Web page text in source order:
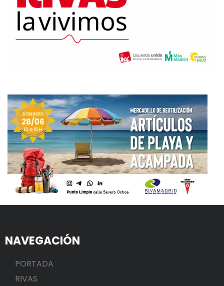
NAVEGACIÓN
PORTADA
RIVAS